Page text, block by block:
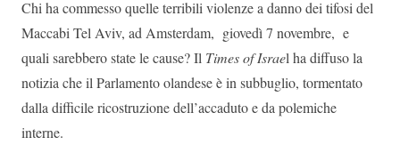
Chi ha commesso quelle terribili violenze a danno dei tifosi del
Maccabi Tel Aviv, ad Amsterdam, giovedì 7 novembre, e
quali sarebbero state le cause? Il Times of Israel ha diffuso la
notizia che il Parlamento olandese è in subbuglio, tormentato
dalla difficile ricostruzione dell’accaduto e da polemiche
interne.